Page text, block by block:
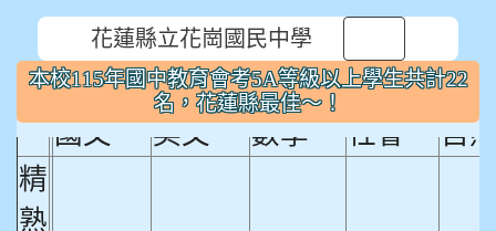
花蓮縣立花崗國民中學
本校115年國中教育會考5A等級以上學生共計22
名，花蓮縣最佳～！
本校115年國中教育會考5A等級以上
學生共計22名，花蓮縣最佳～！
國文
英文 數學 社會
自
精
熟